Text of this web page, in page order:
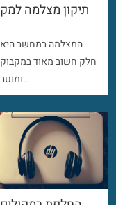
תיקון מצלמה למק
המצלמה במחשב היא
חלק חשוב מאוד במקבוק
ומוטב…